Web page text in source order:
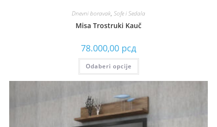
Dnevni boravak, Sofe i Sedala
Misa Trostruki Kauč
78.000,00 рсд
Odaberi opcije